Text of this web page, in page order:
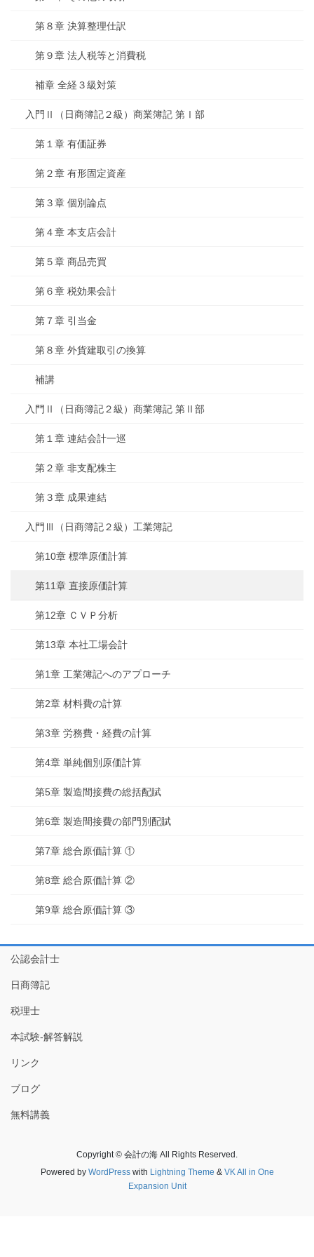
第８章 決算整理仕訳
第９章 法人税等と消費税
補章 全経３級対策
入門Ⅱ（日商簿記２級）商業簿記 第Ⅰ部
第１章 有価証券
第２章 有形固定資産
第３章 個別論点
第４章 本支店会計
第５章 商品売買
第６章 税効果会計
第７章 引当金
第８章 外貨建取引の換算
補講
入門Ⅱ（日商簿記２級）商業簿記 第Ⅱ部
第１章 連結会計一巡
第２章 非支配株主
第３章 成果連結
入門Ⅲ（日商簿記２級）工業簿記
第10章 標準原価計算
第11章 直接原価計算
第12章 ＣＶＰ分析
第13章 本社工場会計
第1章 工業簿記へのアプローチ
第2章 材料費の計算
第3章 労務費・経費の計算
第4章 単純個別原価計算
第5章 製造間接費の総括配賦
第6章 製造間接費の部門別配賦
第7章 総合原価計算 ①
第8章 総合原価計算 ②
第9章 総合原価計算 ③
公認会計士
日商簿記
税理士
本試験-解答解説
リンク
ブログ
無料講義
Copyright © 会計の海 All Rights Reserved.
Powered by WordPresswith Lightning Theme & VK All in One
Expansion Unit